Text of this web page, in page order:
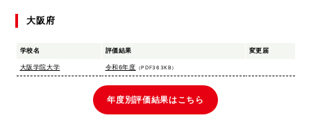
大阪府
学校名 評価結果 変更届
大阪学院大学 令和6年度 （PDF363KB）
年度別評価結果はこちら